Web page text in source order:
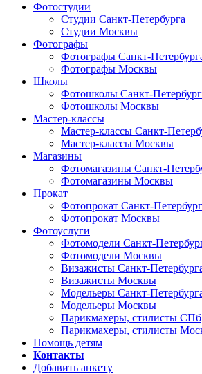
Фотостудии
Студии Санкт-Петербурга
Студии Москвы
Фотографы
Фотографы Санкт-
Фотографы Москвы
Школы
Фотошколы Санкт-
Фотошколы Москвы
Мастер-классы
Мастер-классы Санкт-
Мастер-классы Москвы
Магазины
Фотомагазины Санкт-
Фотомагазины Москвы
Прокат
Фотопрокат Санкт-
Фотопрокат Москвы
Фотоуслуги
Фотомодели Санкт-
Фотомодели Москвы
Визажисты Санкт-
Визажисты Москвы
Модельеры Санкт-
Модельеры Москвы
Парикмахеры, стилисты СПб
Парикмахеры, стилисты
Помощь детям
Контакты
Добавить анкету